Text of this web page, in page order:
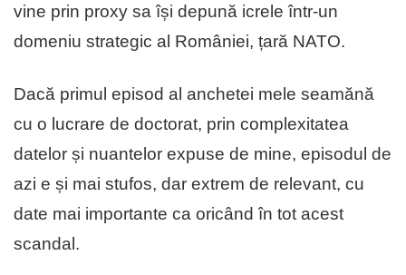
vine prin proxy sa își depună icrele într-un
domeniu strategic al României, țară NATO.
Dacă primul episod al anchetei mele seamănă
cu o lucrare de doctorat, prin complexitatea
datelor și nuantelor expuse de mine, episodul de
azi e și mai stufos, dar extrem de relevant, cu
date mai importante ca oricând în tot acest
scandal.